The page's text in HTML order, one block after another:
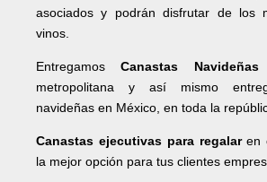
asociados y podrán disfrutar de los
vinos.
EntregamosCanastas
metropolitana y así mismo
navideñas en México, en toda la
Canastas ejecutivas para regalaren
la mejor opción para tus clientes